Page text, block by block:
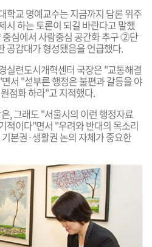
학교 명예교수는 지금까지 담론 위주
시 하는 토론이 되길 바란다고 말했
심에서 사람중심 공간화 추구 ⓶단
공감대가 형성됐음을 언급했다.
실련도시개혁센터 국장은 "교통해결
서 "섣부른 행정은 불편과 갈등을 야
점화 하라"고 지적했다.
, 그래도 "서울시의 이런 행정자료
적이다"면서 "우려와 반대의 목소리
본권·생활권 논의 자체가 중요한